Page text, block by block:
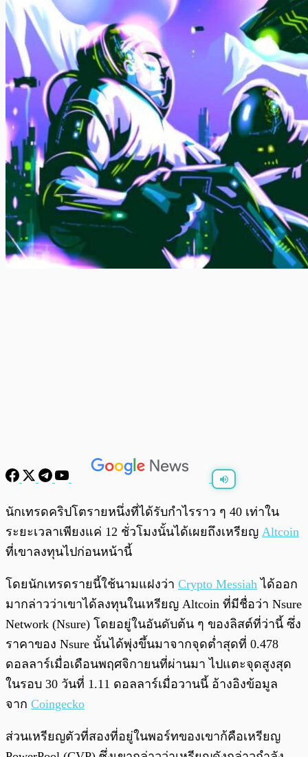
พร้อมเล่น / 0:00
นักเทรดคริปโตรายหนึ่งที่ได้รับกำไรราว ๆ 40 เท่าใน
ระยะเวลาเพียงแค่ 12 ชั่วโมงนั้นได้เผยถึงเหรียญ Altcoin
ที่เขาลงทุนไปก่อนหน้านี้
โดยนักเทรดรายนี้ใช้นามแฝงว่า Crypto Messiah ได้ออก
มากล่าวว่าเขาได้ลงทุนในเหรียญ Altcoin ที่มีชื่อว่า Nsure
Network (Nsure) โดยอยู่ในอันดับต้น ๆ ของลิสต์ที่ว่านี้ ซึ่ง
ราคาของ Nsure นั้นได้พุ่งขึ้นมาจากจุดต่ำสุดที่ 0.478
ดอลลาร์เมื่อเดือนพฤศจิกายนที่ผ่านมา ไปแตะจุดสูงสุด
ในรอบ 30 วันที่ 1.11 ดอลลาร์เมื่อวานนี้ อ้างอิงข้อมูล
จาก Coingecko
ส่วนเหรียญตัวที่สองที่อยู่ในพอร์ทของเขาก้คือเหรียญ